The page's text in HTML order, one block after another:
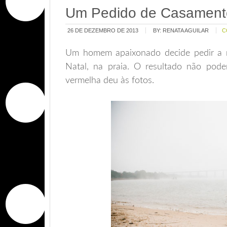
Um Pedido de
26 DE DEZEMBRO DE 2013 BY: RENATA AGUILAR
Um homem apaixonado decide pedir
Natal, na praia. O resultado não
vermelha deu às fotos.